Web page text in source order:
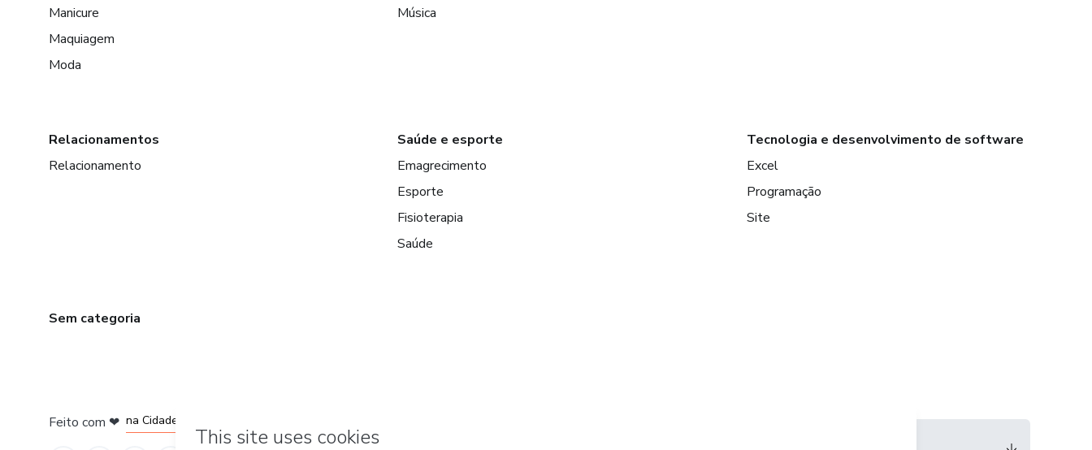
Manicure
Maquiagem
Moda
Música
Relacionamentos
Relacionamento
Saúde e esporte
Emagrecimento
Esporte
Fisioterapia
Saúde
Tecnologia e desenvolvimento de software
Excel
Programação
Site
Sem categoria
Feito com ❤
em Belo Horizonte
na Cidade do México